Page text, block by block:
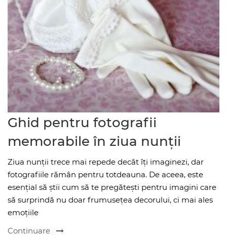
Ghid pentru fotografii
memorabile în ziua nunții
Ziua nunții trece mai repede decât îți imaginezi, dar
fotografiile rămân pentru totdeauna. De aceea, este
esențial să știi cum să te pregătești pentru imagini care
să surprindă nu doar frumusețea decorului, ci mai ales
emoțiile
Continuare